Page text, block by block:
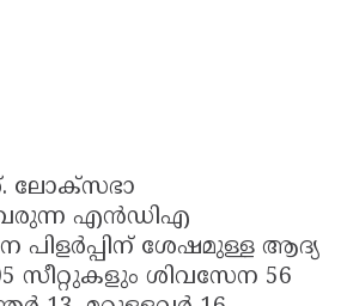
ലോക്‌സഭാ
എൻഡിഎ
ശേഷമുള്ള ആദ്യ
സീറ്റുകളും ശിവസേന 56